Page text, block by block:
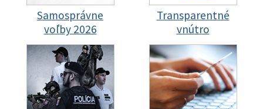
Samosprávne
voľby 2026
Transparentné
vnútro